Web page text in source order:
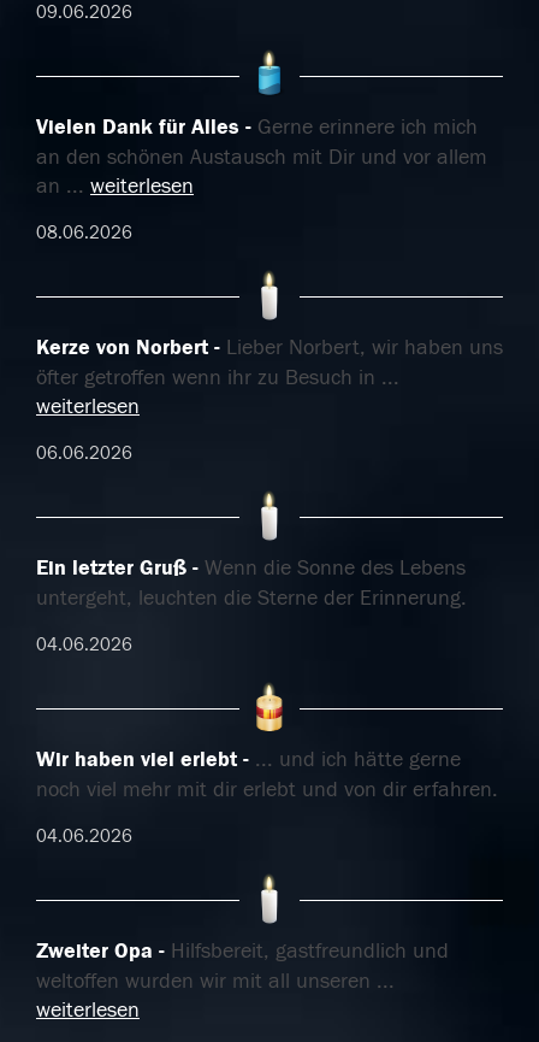
09.06.2026
Vielen Dank für Alles
Gerne erinnere ich mich
an den schönen Austausch mit Dir und vor allem
an ... weiterlesen
08.06.2026
Kerze von Norbert
Lieber Norbert, wir haben uns
öfter getroffen wenn ihr zu Besuch in ...
weiterlesen
06.06.2026
Ein letzter Gruß
Wenn die Sonne des Lebens
untergeht, leuchten die Sterne der Erinnerung.
04.06.2026
Wir haben viel erlebt
... und ich hätte gerne
noch viel mehr mit dir erlebt und von dir erfahren.
04.06.2026
Zweiter Opa
Hilfsbereit, gastfreundlich und
weltoffen wurden wir mit all unseren ...
weiterlesen